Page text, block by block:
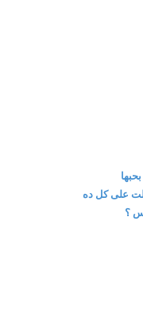
على كل ده
؟